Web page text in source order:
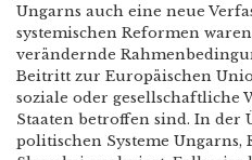
Ungarns auch eine neue
systemischen Reformen
verändernde
Beitritt zur Europäischen
soziale oder gesellschaftliche
Staaten betroffen sind. In der
politischen Systeme Ungarns,